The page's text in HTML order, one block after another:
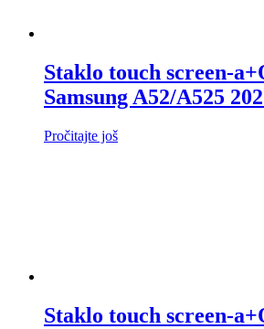
Staklo touch screen-
Samsung A52/A525
Pročitajte još
Staklo touch screen-